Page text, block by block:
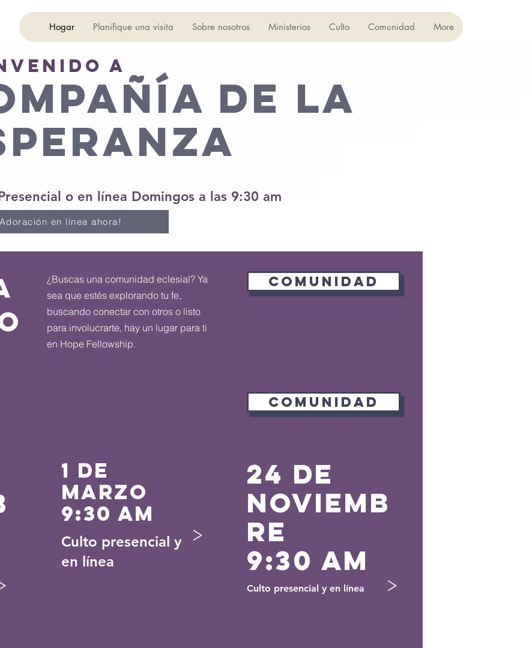
Hogar Planifique una visita Sobre nosotros Ministerios Culto Comunidad More
a
DE LA
o en línea Domingos a las 9:30 am
en línea ahora!
¿Buscas una comunidad eclesial? Ya
sea que estés explorando tu fe,
buscando conectar con otros o listo
para involucrarte, hay un lugar para ti
en Hope Fellowship.
COMUNIDAD
COMUNIDAD
1 de
marzo
9:30 AM
Culto presencial y
en línea
>
24 de
noviemb
re
9:30 am
Culto presencial y en línea >